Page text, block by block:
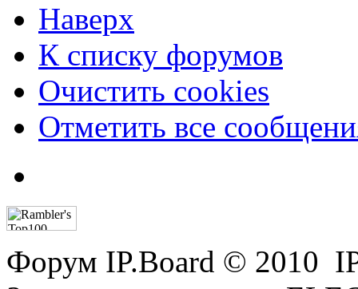
Наверх
К списку форумов
Очистить cookies
Отметить все
Форум IP.Board © 2010